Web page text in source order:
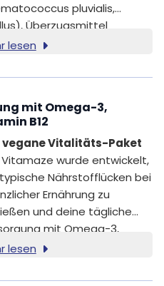
pluvialis,
Überzugsmittel
Pulver (Arthrospira
Cellulose),
HCl (Vitamin B1).
lesen
mit Omega-3,
B12
vegane Vitalitäts-Paket
wurde entwickelt,
Nährstofflücken bei
Ernährung zu
und deine tägliche
mit Omega-3,
und Vitamin B12
lesen